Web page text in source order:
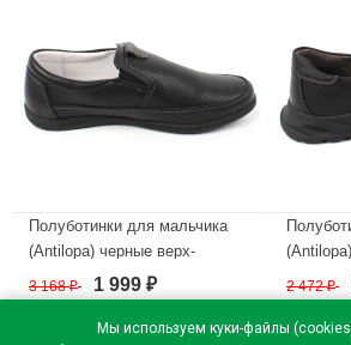
Мы используем куки-файлы
Полуботинки для мальчика
(Antilopa) черные верх-
натуральная кожа подкладка-
натуральная кожа размер 33-
38 арт.AL 7092
3 168₽ 1 999 ₽
размер
2 472₽